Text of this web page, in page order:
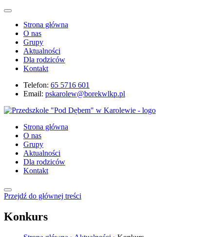
Strona główna
O nas
Grupy
Aktualności
Dla rodziców
Kontakt
Telefon: 65 5716 601
Email: pskarolew@borekwlkp.pl
Strona główna
O nas
Grupy
Aktualności
Dla rodziców
Kontakt
Przejdź do głównej treści
Konkurs